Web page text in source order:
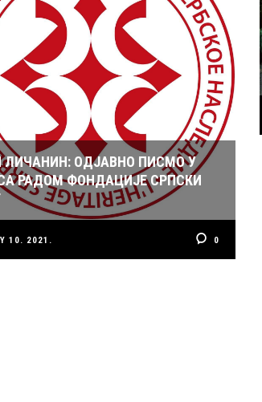
ЛИЧАНИН: ОДЈАВНО ПИСМО У
РАДОМ ФОНДАЦИЈЕ СРПСКИ
10. 2021. 0